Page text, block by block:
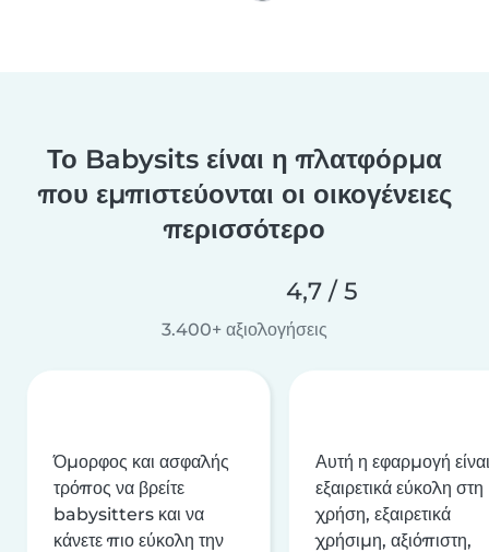
Το Babysits είναι η πλατφόρμα
που εμπιστεύονται οι οικογένειες
περισσότερο
4,7 / 5
3.400+ αξιολογήσεις
Όμορφος και ασφαλής
τρόπος να βρείτε
babysitters και να
κάνετε πιο εύκολη την
Αυτή η εφαρμογή είναι
εξαιρετικά εύκολη στη
χρήση, εξαιρετικά
χρήσιμη, αξιόπιστη,